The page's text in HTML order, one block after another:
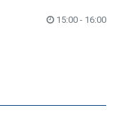
15:00 - 16:00